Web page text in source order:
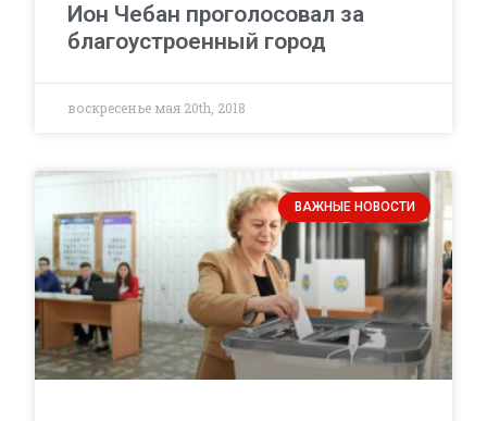
Ион Чебан проголосовал за
благоустроенный город
воскресенье мая 20th, 2018
ВАЖНЫЕ НОВОСТИ